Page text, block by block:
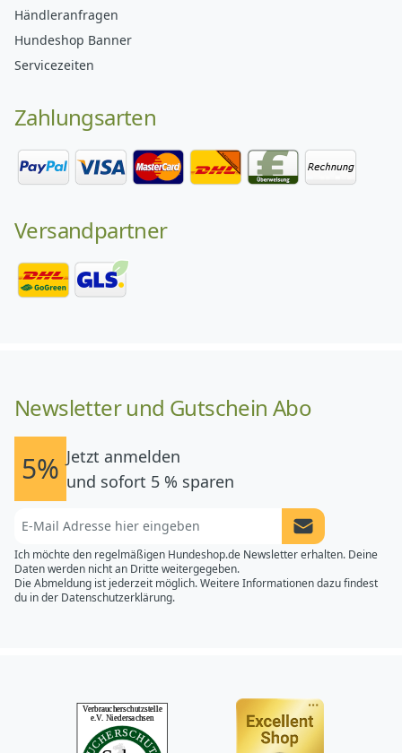
Händleranfragen
Hundeshop Banner
Servicezeiten
Zahlungsarten
Versandpartner
Newsletter und Gutschein Abo
5% Jetzt anmelden
und sofort 5 % sparen
Newsletter
Ich möchte den regelmäßigen Hundeshop.de Newsletter erhalten. Deine
Daten werden nicht an Dritte weitergegeben.
Die Abmeldung ist jederzeit möglich. Weitere Informationen dazu findest
du in der Datenschutzerklärung.